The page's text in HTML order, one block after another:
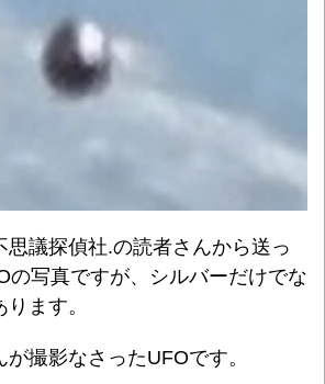
思議探偵社.の読者さんから送っ
の写真ですが、シルバーだけでな
ます。
撮影なさったUFOです。